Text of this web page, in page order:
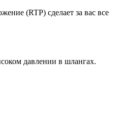
(RTP) сделает за вас все
давлении в шлангах.